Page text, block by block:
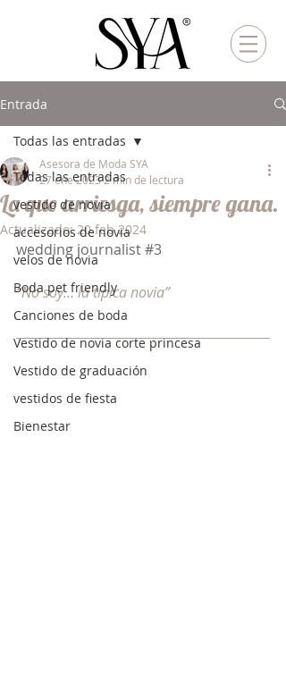
Entrada
Todas las entradas
vestido de novia
accesorios de novia
velos de novia
Boda pet friendly
Canciones de boda
Vestido de novia corte princesa
Vestido de graduación
vestidos de fiesta
Bienestar
Todas las entradas
La que arriesga, siempre gana.
Asesora de Moda SYA
27 ene 2023 2 min de lectura
Actualizado:20 feb 2024
wedding journalist #3
“No soy… la típica novia”